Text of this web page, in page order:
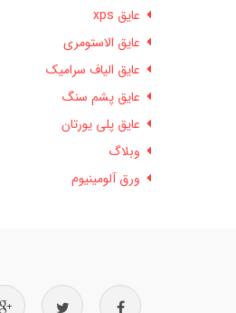
عایق xps
عایق الاستومری
عایق الیاف سرامیک
عایق پشم سنگ
عایق پلی یورتان
وبلاگ
ورق آلومینیوم